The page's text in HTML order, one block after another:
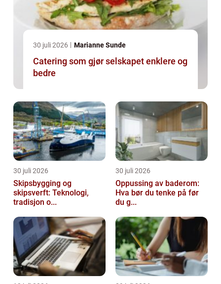
30 juli 2026 Marianne Sunde
Catering som gjør selskapet enklere og
bedre
30 juli 2026
Skipsbygging og
skipsverft: Teknologi,
tradisjon o...
30 juli 2026
Oppussing av baderom:
Hva bør du tenke på før
du g...